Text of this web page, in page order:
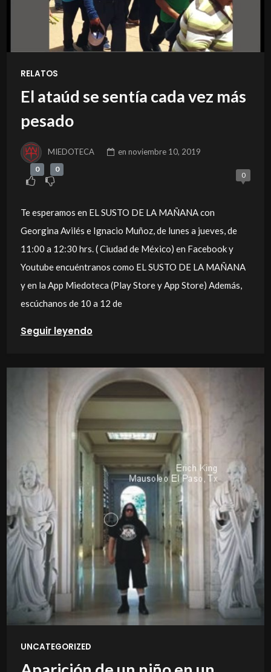
RELATOS
El ataúd se sentía cada vez más
pesado
MIEDOTECA ennoviembre 10, 2019
0 0
0
Te esperamos en EL SUSTO DE LA MAÑANA con
Georgina Avilés e Ignacio Muñoz, de lunes a jueves, de
11:00 a 12:30 hrs. ( Ciudad de México) en Facebook y
Youtube encuéntranos como EL SUSTO DE LA MAÑANA
y en la App Miedoteca (Play Store y App Store) Además,
escúchanos de 10 a 12 de
Seguir leyendo
UNCATEGORIZED